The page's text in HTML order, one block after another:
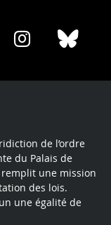
Share
Instagram
de l’ordre
du Palais de
une mission
des lois.
une égalité de